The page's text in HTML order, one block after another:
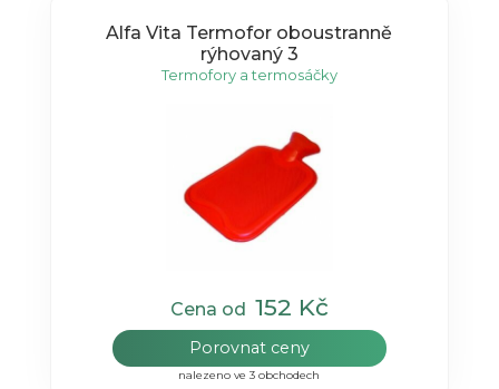
Alfa Vita Termofor oboustranně
rýhovaný 3
Termofory a termosáčky
Cena od 152 Kč
Porovnat ceny
nalezeno ve 3 obchodech